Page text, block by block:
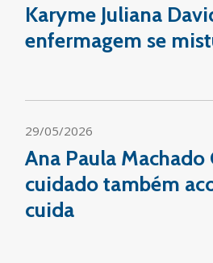
Karyme Juliana
enfermagem se
29/05/2026
Ana Paula Machado
cuidado também
cuida